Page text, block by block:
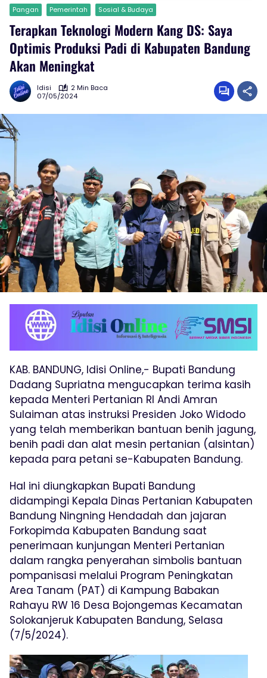
Pangan Pemerintah Sosial & Budaya
Terapkan Teknologi Modern Kang DS: Saya
Optimis Produksi Padi di Kabupaten Bandung
Akan Meningkat
Idisi
2 Min Baca
07/05/2024
KAB. BANDUNG, Idisi Online,- Bupati Bandung
Dadang Supriatna mengucapkan terima kasih
kepada Menteri Pertanian RI Andi Amran
Sulaiman atas instruksi Presiden Joko Widodo
yang telah memberikan bantuan benih jagung,
benih padi dan alat mesin pertanian (alsintan)
kepada para petani se-Kabupaten Bandung.
Hal ini diungkapkan Bupati Bandung
didampingi Kepala Dinas Pertanian Kabupaten
Bandung Ningning Hendadah dan jajaran
Forkopimda Kabupaten Bandung saat
penerimaan kunjungan Menteri Pertanian
dalam rangka penyerahan simbolis bantuan
pompanisasi melalui Program Peningkatan
Area Tanam (PAT) di Kampung Babakan
Rahayu RW 16 Desa Bojongemas Kecamatan
Solokanjeruk Kabupaten Bandung, Selasa
(7/5/2024).